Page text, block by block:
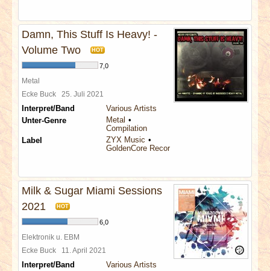
Damn, This Stuff Is Heavy! -
Volume Two
HOT
7,0
Metal
Ecke Buck 25. Juli 2021
Interpret/Band
Various Artists
Unter-Genre
Metal
Compilation
Label
ZYX Music
GoldenCore Records
Milk & Sugar Miami Sessions
2021
HOT
6,0
Elektronik u. EBM
Ecke Buck 11. April 2021
Interpret/Band
Various Artists